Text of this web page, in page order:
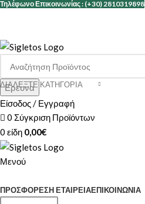
Τηλέφωνο Επικοινωνίας : (+30) 2810319898
ΔΙΑΛΈΞΤΕ ΚΑΤΗΓΟΡΊΑ
Ερευνα
Είσοδος / Εγγραφή
0 Σύγκριση Προϊόντων
0 είδη 0,00€
Μενού
ΠΡΟΣΦΟΡΕΣΗ ΕΤΑΙΡΕΊΑΕΠΙΚΟΙΝΩΝΊΑ